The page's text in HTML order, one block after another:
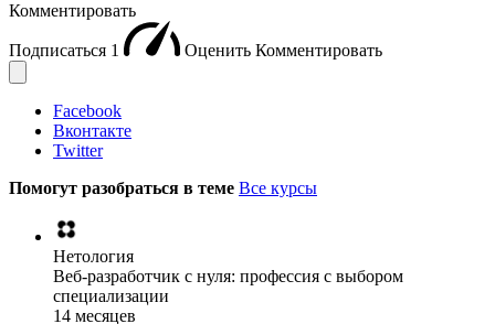
Комментировать
Подписаться 1 Оценить Комментировать
Facebook
Вконтакте
Twitter
Помогут разобраться в теме Все курсы
Нетология
Веб-разработчик с нуля: профессия с выбором
специализации
14 месяцев